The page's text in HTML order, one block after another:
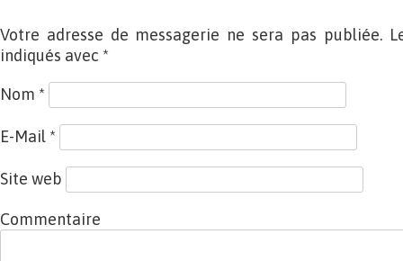
Votre adresse de messagerie ne sera pas publiée.
indiqués avec *
Nom *
E-Mail *
Site web
Commentaire